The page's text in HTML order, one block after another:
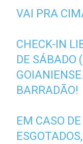
VAI PRA
CHECK-IN
DE SÁBADO
BARRADÃO!
EM CASO